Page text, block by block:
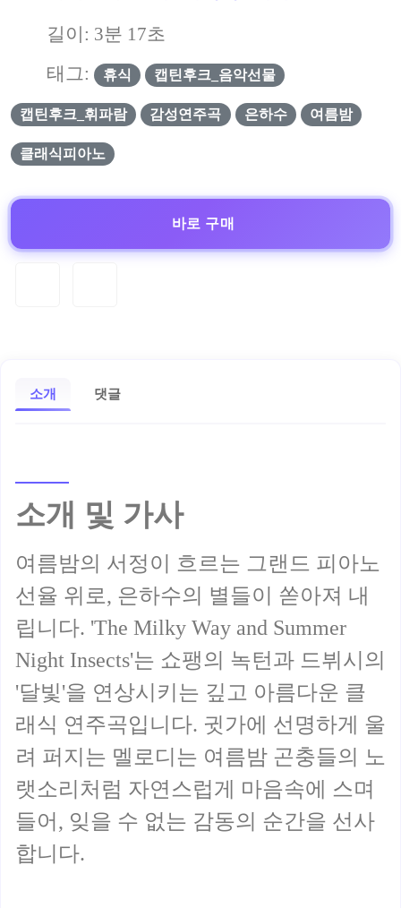
길이: 3분 17초
태그:
휴식 캡틴후크_음악선물
캡틴후크_휘파람 감성연주곡 은하수 여름밤
클래식피아노
바로 구매
소개 댓글
소개 및 가사
여름밤의 서정이 흐르는 그랜드 피아노
선율 위로, 은하수의 별들이 쏟아져 내
립니다. 'The Milky Way and Summer
Night Insects'는 쇼팽의 녹턴과 드뷔시의
'달빛'을 연상시키는 깊고 아름다운 클
래식 연주곡입니다. 귓가에 선명하게 울
려 퍼지는 멜로디는 여름밤 곤충들의 노
랫소리처럼 자연스럽게 마음속에 스며
들어, 잊을 수 없는 감동의 순간을 선사
합니다.